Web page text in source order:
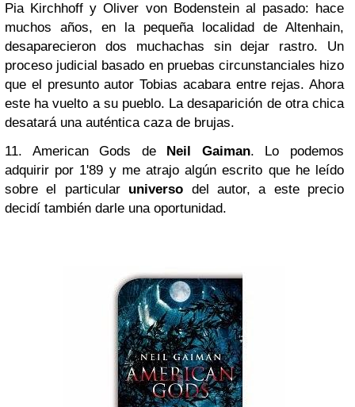
Pia Kirchhoff y Oliver von Bodenstein al pasado: hace
muchos años, en la pequeña localidad de Altenhain,
desaparecieron dos muchachas sin dejar rastro. Un
proceso judicial basado en pruebas circunstanciales hizo
que el presunto autor Tobias acabara entre rejas. Ahora
este ha vuelto a su pueblo. La desaparición de otra chica
desatará una auténtica caza de brujas.
11. American Gods de Neil Gaiman. Lo podemos
adquirir por 1'89 y me atrajo algún escrito que he leído
sobre el particular universo del autor, a este precio
decidí también darle una oportunidad.